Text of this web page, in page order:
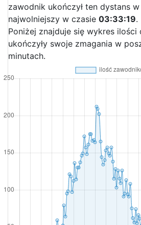
zawodnik ukończył ten dystans
najwolniejszy w czasie 03:33:19.
Poniżej znajduje się wykres ilości
ukończyły swoje zmagania w
minutach.